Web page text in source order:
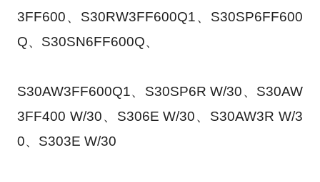
3FF600、S30RW3FF600Q1、S30SP6FF600
Q、S30SN6FF600Q、
S30AW3FF600Q1、S30SP6R W/30、S30AW
3FF400 W/30、S306E W/30、S30AW3R W/3
0、S303E W/30